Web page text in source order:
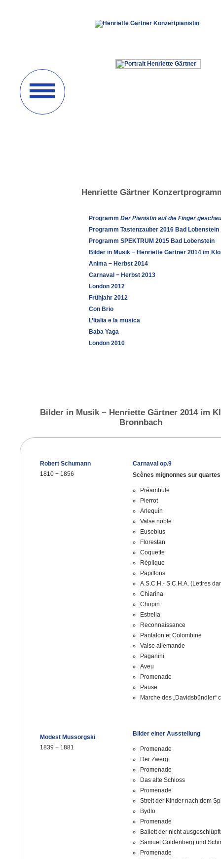
Henriette Gärtner
ProgrammDer Pianistin auf die Finger
Programm Tastenzauber 2016 Bad Lobenstein
Programm SPEKTRUM 2015 Bad Lobenstein
Bilder in Musik − Henriette Gärtner 2014 im
Anima − Herbst 2014
Carnaval − Herbst 2013
London 2012
Frühjahr 2012
Con Brio
L’Italia e la musica
Baba Yaga
London 2010
Bilder in Musik − Henriette Gärtner 2014 im
Bronnbach
Robert Schumann
1810 − 1856
Modest Mussorgski
1839 − 1881
Carnaval op.9
Scènes mignonnes sur
Préambule
Pierrot
Arlequin
Valse noble
Eusebius
Florestan
Coquette
Réplique
Papillons
A.S.C.H.- S.C.H.A. (Lettres
Chiarina
Chopin
Estrella
Reconnaissance
Pantalon et Colombine
Valse allemande
Paganini
Aveu
Promenade
Pause
Marche des „Davidsbündler“
Bilder einer Ausstellung
Promenade
Der Zwerg
Promenade
Das alte Schloss
Promenade
Streit der Kinder nach dem
Bydlo
Promenade
Ballett der nicht
Samuel Goldenberg und
Promenade